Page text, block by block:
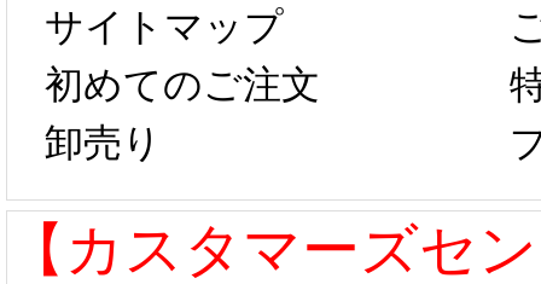
らコスプレ制
作、発送予定と
なります。 ...
第二
たし
ル期
サイトマップ
初めてのご注文
卸売り
【カスタマーズセ